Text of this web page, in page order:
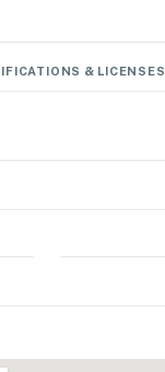
& LICENSES